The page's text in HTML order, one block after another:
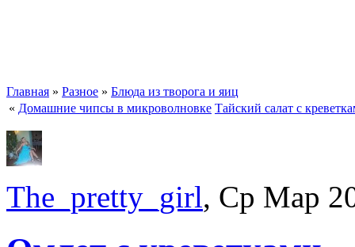
Главная » Разное » Блюда из творога и яиц
« Домашние чипсы в микроволновке Тайский салат с
The_pretty_girl, Ср Мар